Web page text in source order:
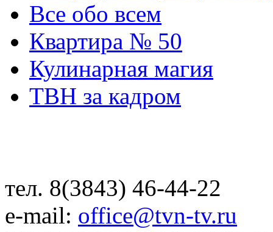
Все обо всем
Квартира № 50
Кулинарная магия
ТВН за кадром
тел. 8(3843) 46-44-22
e-mail: office@tvn-tv.ru